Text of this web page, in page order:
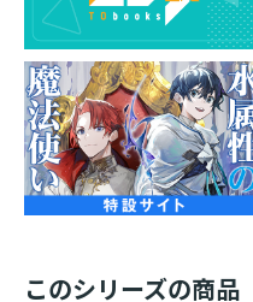
シリーズ累計20万部
原作・久宝忠先生の書
原作小説7巻と同月発売
アベルと共にルンの街に
は全く違う日々を過ごし
にダンジョンに潜ったり
り、興味の赴くままに街
の強敵を打ち破る秘策
このシリーズの商品